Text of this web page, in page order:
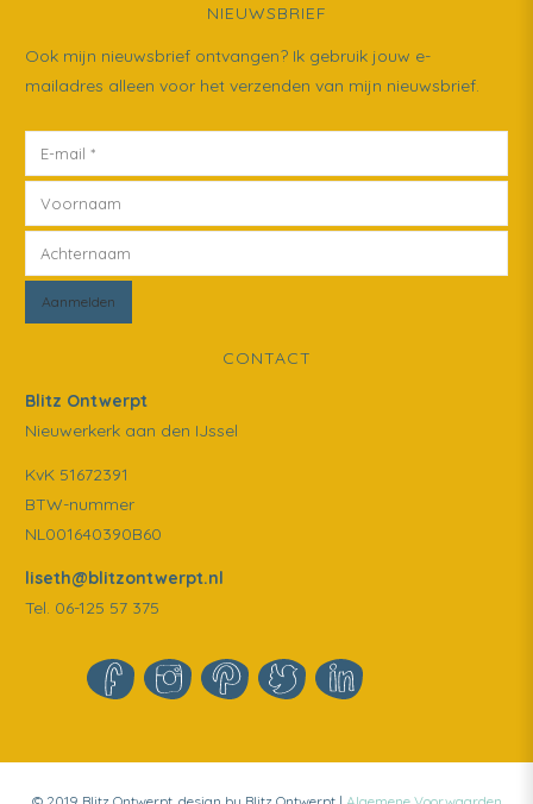
NIEUWSBRIEF
Ook mijn nieuwsbrief ontvangen? Ik gebruik jouw e-
mailadres alleen voor het verzenden van mijn nieuwsbrief.
CONTACT
Blitz Ontwerpt
Nieuwerkerk aan den IJssel
KvK 51672391
BTW-nummer
NL001640390B60
liseth@blitzontwerpt.nl
Tel. 06-125 57 375